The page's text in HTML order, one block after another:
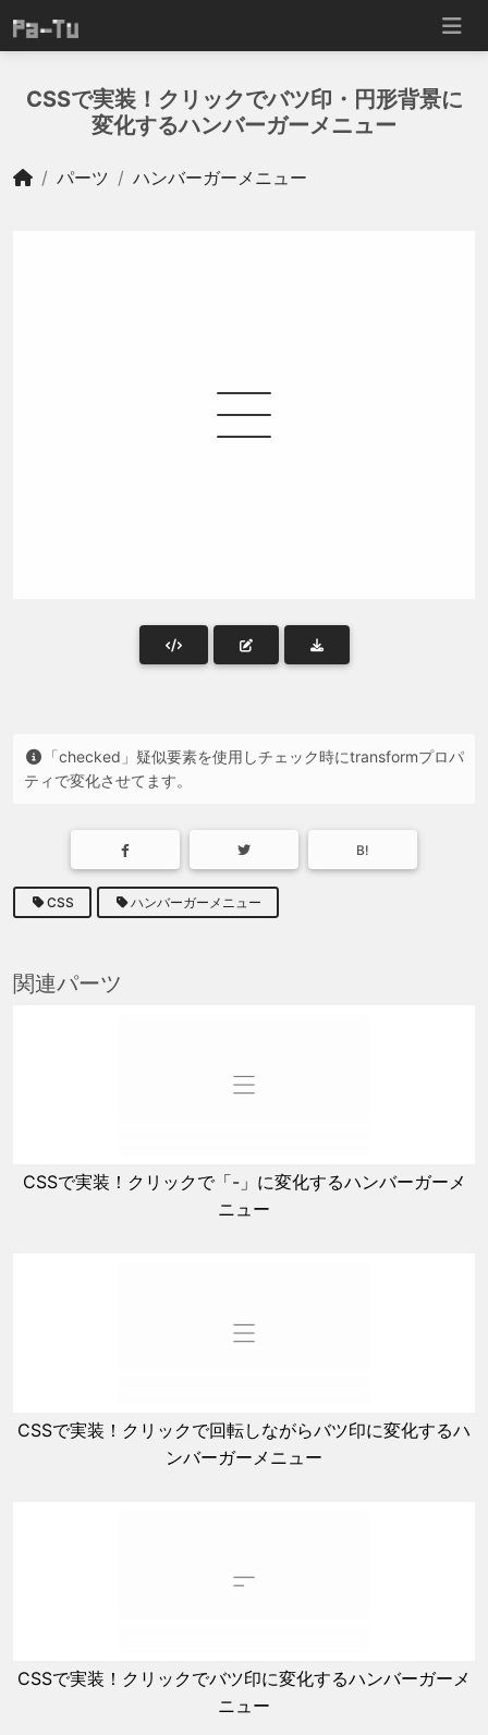
CSSで実装！クリックでバツ印・円形背景に
変化するハンバーガーメニュー
パーツ ハンバーガーメニュー
「checked」疑似要素を使用しチェック時にtransformプロパ
ティで変化させてます。
B!
CSS ハンバーガーメニュー
関連パーツ
CSSで実装！クリックで「-」に変化するハンバーガーメ
ニュー
CSSで実装！クリックで回転しながらバツ印に変化するハ
ンバーガーメニュー
CSSで実装！クリックでバツ印に変化するハンバーガーメ
ニュー